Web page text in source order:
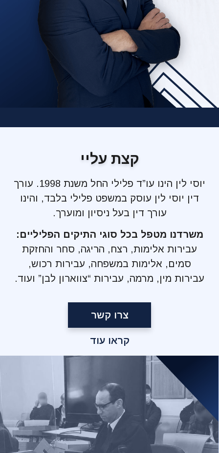
קצת עליי
יוסי לין הינו עו”ד פלילי החל משנת 1998. עורך
דין יוסי לין עוסק במשפט פלילי בלבד, והינו
עורך דין בעל ניסיון ומוערך.
משרדנו מטפל בכל סוגי התיקים הפליליים:
עבירות אלימות, רצח, הריגה, סחר והחזקת
סמים, אלימות במשפחה, עבירות רכוש,
עבירות מין, מרמה, עבירות “צווארון לבן” ועוד.
צרו קשר
קראו עוד